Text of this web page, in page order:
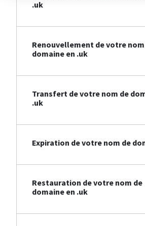
.uk
Renouvellement de votre
domaine en .uk
Transfert de votre nom de
.uk
Expiration de votre nom de
Restauration de votre nom de
domaine en .uk